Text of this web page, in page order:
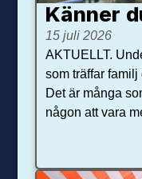
Känner
15 juli 2026
AKTUELLT.
som träffar
Det är många
någon att vara